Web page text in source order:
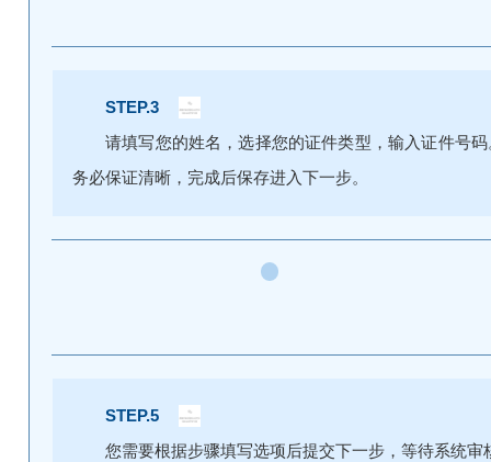
STEP.3
请填写您的姓名，选择您的证件类型，输入证件号
务必保证清晰，完成后保存进入下一步。
STEP.5
您需要根据步骤填写选项后提交下一步，等待系统审